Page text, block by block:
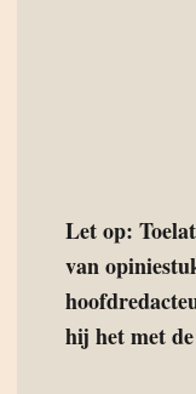
Let op:
van
hij het met